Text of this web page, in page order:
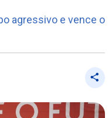
agressivo e vence o